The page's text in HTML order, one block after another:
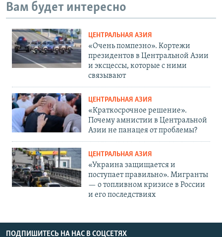
Вам будет интересно
ЦЕНТРАЛЬНАЯ АЗИЯ
«Очень помпезно». Кортежи
президентов в Центральной Азии
и эксцессы, которые с ними
связывают
ЦЕНТРАЛЬНАЯ АЗИЯ
«Краткосрочное решение».
Почему амнистии в Центральной
Азии не панацея от проблемы?
ЦЕНТРАЛЬНАЯ АЗИЯ
«Украина защищается и
поступает правильно». Мигранты
— о топливном кризисе в России
и его последствиях
ПОДПИШИТЕСЬ НА НАС В СОЦСЕТЯХ